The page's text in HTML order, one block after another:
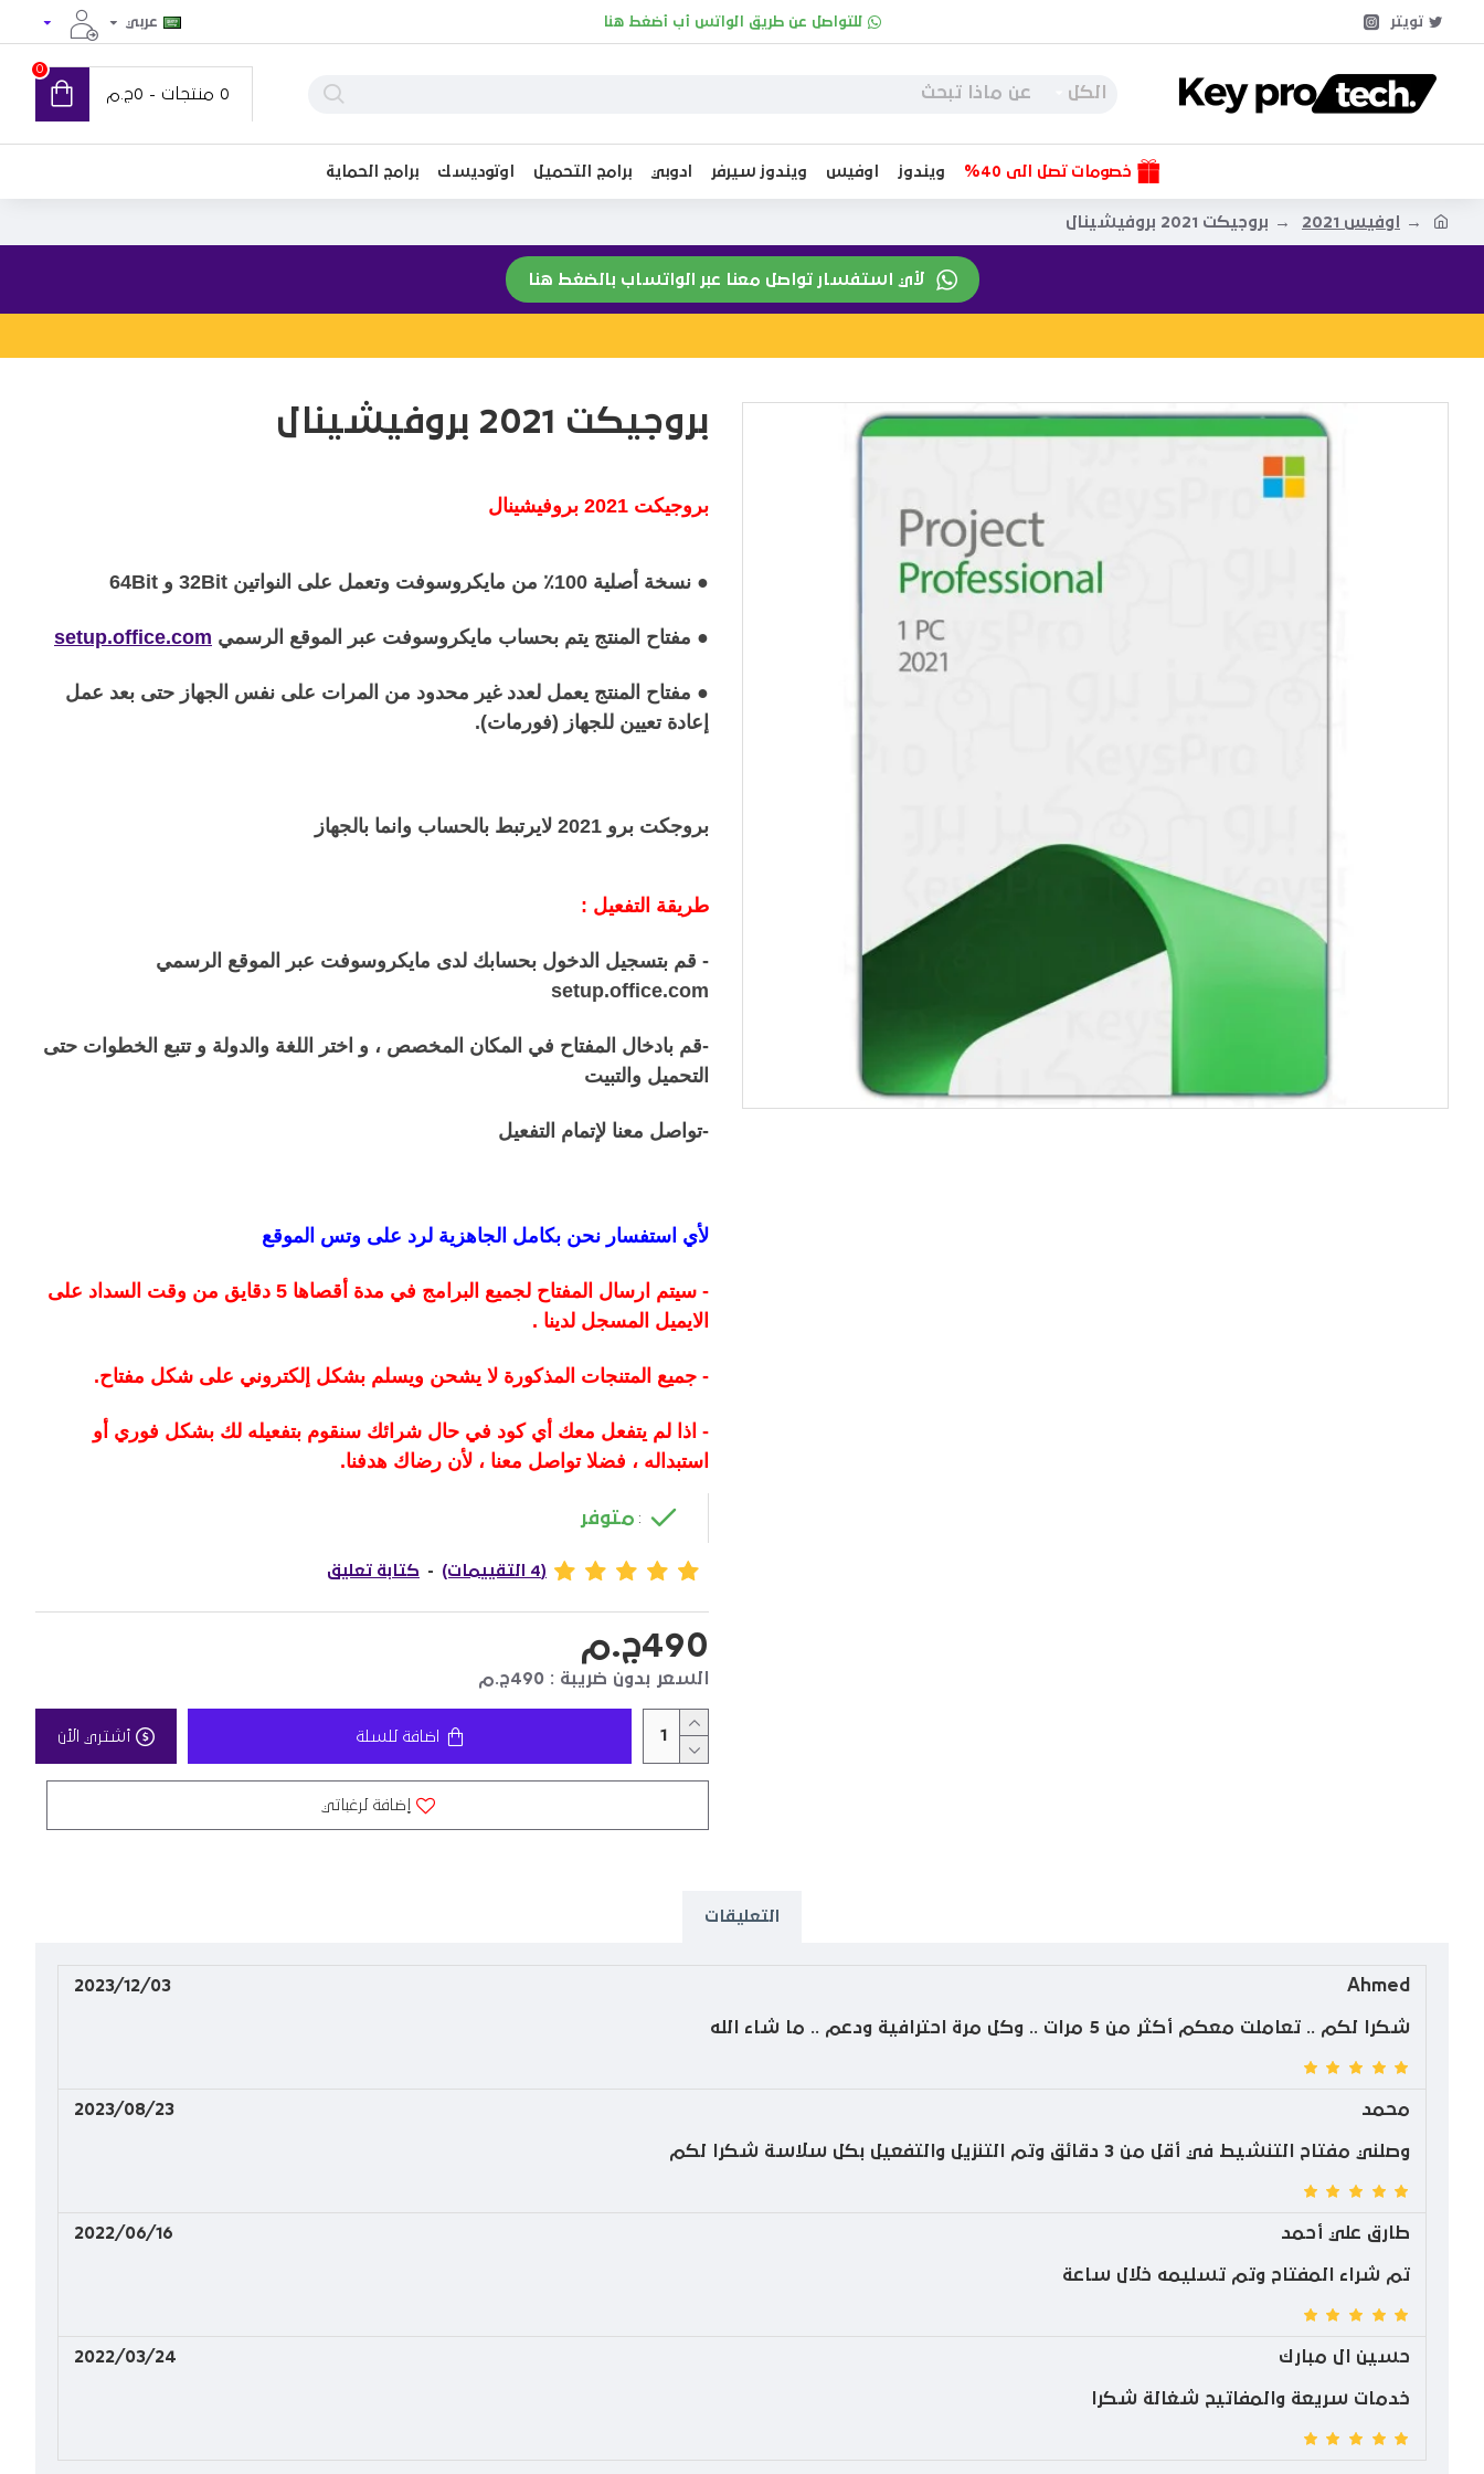
تويتر للتواصل عن طريق الواتس أب أضغط هنا عربي
الكل 0 منتجات - 0ج.م
0
خصومات تصل الى 40% ويندوز اوفيس ويندوز سيرفر ادوبي برامج التحميل اوتوديسك برامج الحماية
اوفيس 2021 بروجيكت 2021 بروفيشينال
لأي استفسار تواصل معنا عبر الواتساب بالضغط هنا
بروجيكت 2021 بروفيشينال
بروجيكت 2021 بروفيشينال
● نسخة أصلية 100٪ من مايكروسوفت وتعمل على النواتين 32Bit و 64Bit
● مفتاح المنتج يتم بحساب مايكروسوفت عبر الموقع الرسمي setup.office.com
● مفتاح المنتج يعمل لعدد غير محدود من المرات على نفس الجهاز حتى بعد عمل
إعادة تعيين للجهاز (فورمات).
بروجكت برو 2021 لايرتبط بالحساب وانما بالجهاز
طريقة التفعيل :
- قم بتسجيل الدخول بحسابك لدى مايكروسوفت عبر الموقع الرسمي
setup.office.com
-قم بادخال المفتاح في المكان المخصص ، و اختر اللغة والدولة و تتبع الخطوات حتى
التحميل والتبيت
-تواصل معنا لإتمام التفعيل
لأي استفسار نحن بكامل الجاهزية لرد على وتس الموقع
- سيتم ارسال المفتاح لجميع البرامج في مدة أقصاها 5 دقايق من وقت السداد على
الايميل المسجل لدينا .
- جميع المتنجات المذكورة لا يشحن ويسلم بشكل إلكتروني على شكل مفتاح.
- اذا لم يتفعل معك أي كود في حال شرائك سنقوم بتفعيله لك بشكل فوري أو
استبداله ، فضلا تواصل معنا ، لأن رضاك هدفنا.
: متوفر
(4 التقييمات) - كتابة تعليق
490ج.م
السعر بدون ضريبة : 490ج.م
اضافة للسلة أشتري الأن
إضافة لرغباتي
التعليقات
Ahmed
2023/12/03
شكرا لكم .. تعاملت معكم أكثر من 5 مرات .. وكل مرة احترافية ودعم .. ما شاء الله
محمد 2023/08/23
وصلني مفتاح التنشيط في أقل من 3 دقائق وتم التنزيل والتفعيل بكل سلاسة شكرا لكم
طارق علي أحمد 2022/06/16
تم شراء المفتاح وتم تسليمه خلال ساعة
حسين ال مبارك 2022/03/24
خدمات سريعة والمفاتيح شغالة شكرا